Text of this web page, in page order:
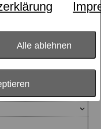
Alle ablehnen